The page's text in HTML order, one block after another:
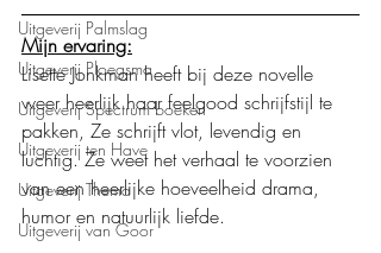
Uitgeverij Palmslag
Uitgeverij Ploegsma
Uitgeverij Spectrum boeken
Uitgeverij ten Have
Uitgeverij Thema
Uitgeverij van Goor
Mijn ervaring:
Lisette Jonkman heeft bij deze novelle
weer heerlijk haar feelgood schrijfstijl te
pakken, Ze schrijft vlot, levendig en
luchtig. Ze weet het verhaal te voorzien
van een heerlijke hoeveelheid drama,
humor en natuurlijk liefde.